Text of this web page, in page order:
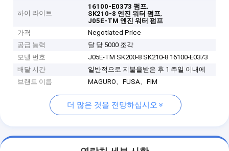
하이 라이트
16100-E0373 펌프,
SK210-8 엔진 워터 펌프,
J05E-TM 엔진 워터 펌프
가격
Negotiated Price
공급 능력
달 당 5000 조각
모델 번호
J05E-TM SK200-8 SK210-8 16100-E0373
배달 시간
일반적으로 지불을받은 후 1 주일 이내에
브랜드 이름
MAGURO、FUSA、FIM
더 많은 것을 전망하십시오